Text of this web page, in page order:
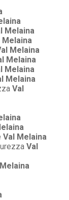
Melaina
Melaina
Melaina
Melaina
Melaina
Melaina
Val
Val Melaina
Val